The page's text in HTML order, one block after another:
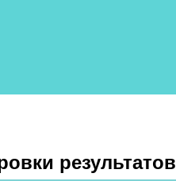
результатов